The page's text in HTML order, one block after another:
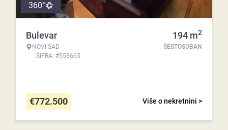
360°
Bulevar
NOVI SAD
ŠIFRA: #553665
194 m2
ŠESTOSOBAN
Više o nekretnini >
€772.500